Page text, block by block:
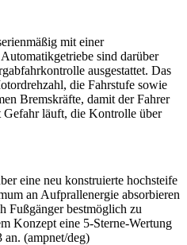
mit einer
sind darüber
ausgestattet. Das
die Fahrstufe sowie
Bremskräfte, damit der Fahrer
läuft, die Kontrolle über
eine neu konstruierte hochsteife
an Aufprallenergie absorbieren
Fußgänger bestmöglich zu
Konzept eine 5-Sterne-Wertung
(ampnet/deg)